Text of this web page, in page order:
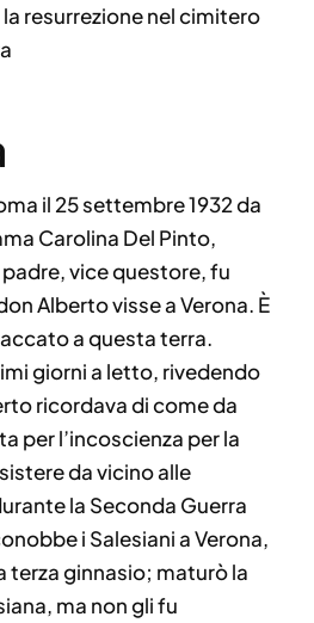
resurrezione nel cimitero
il 25 settembre 1932 da
Carolina Del Pinto,
vice questore, fu
Alberto visse a Verona. È
a questa terra.
giorni a letto, rivedendo
ricordava di come da
per l’incoscienza per la
da vicino alle
la Seconda Guerra
i Salesiani a Verona,
terza ginnasio; maturò la
ma non gli fu